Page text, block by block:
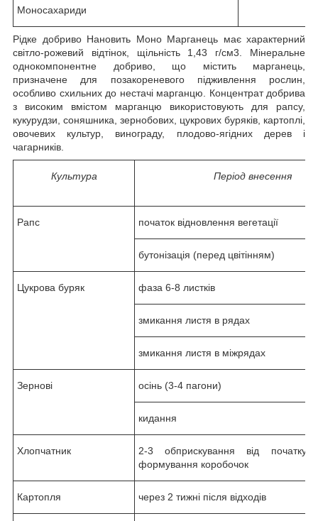
Моносахариди
Рідке добриво Нановить Моно Марганець має характерний
світло-рожевий відтінок, щільність 1,43 г/см3. Мінеральне
однокомпонентне добриво, що містить марганець,
призначене для позакореневого підживлення рослин,
особливо схильних до нестачі марганцю. Концентрат добрива
з високим вмістом марганцю використовують для рапсу,
кукурудзи, соняшника, зернобових, цукрових буряків, картоплі,
овочевих культур, винограду, плодово-ягідних дерев і
чагарників.
Культура Період внесення
Рапс початок відновлення вегетації
бутонізація (перед цвітінням)
Цукрова буряк фаза 6-8 листків
змикання листя в рядах
змикання листя в міжрядах
Зернові осінь (3-4 пагони)
кидання
Хлопчатник
2-3 обприскування від початку
формування коробочок
Картопля через 2 тижні після відходів